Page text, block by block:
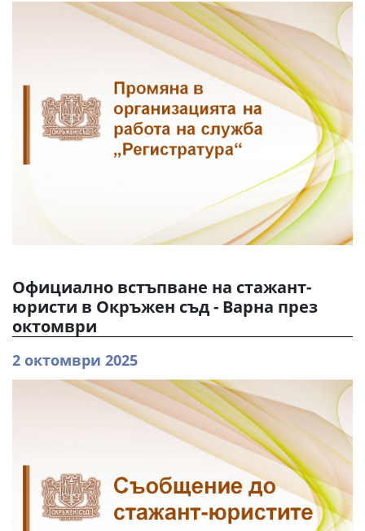
Официално встъпване на стажант-
юристи в Окръжен съд - Варна през
октомври
2 октомври 2025